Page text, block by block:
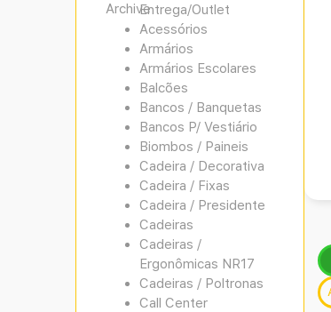
ArchiveEntrega/Outlet
Acessórios
Armários
Armários Escolares
Balcões
Bancos / Banquetas
Bancos P/ Vestiário
Biombos / Paineis
Cadeira / Decorativa
Cadeira / Fixas
Cadeira / Presidente
Cadeiras
Cadeiras /
Ergonômicas NR17
Cadeiras / Poltronas
Call Center